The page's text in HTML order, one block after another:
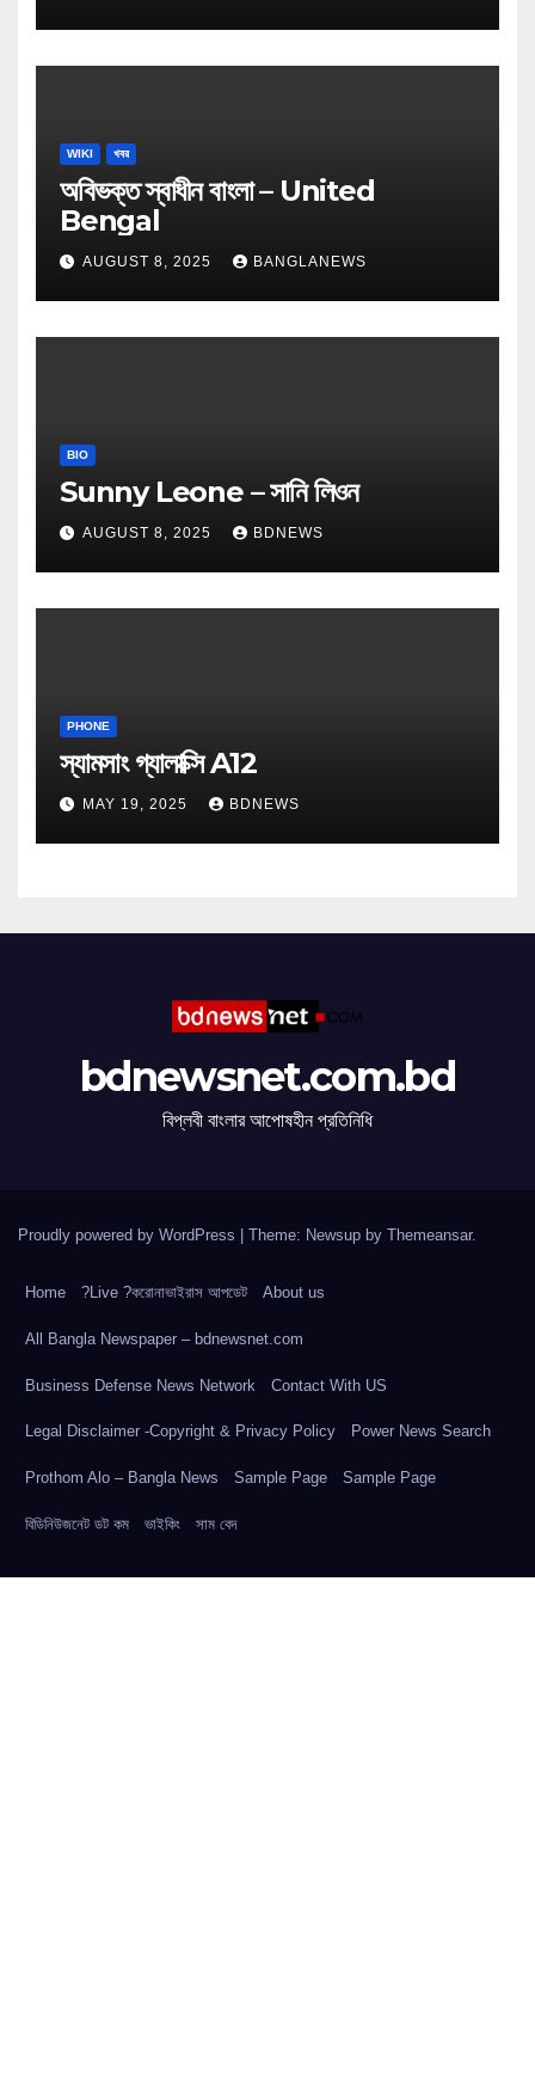
WIKI খবর
অবিভক্ত স্বাধীন বাংলা – United
Bengal
AUGUST 8, 2025 BANGLANEWS
BIO
Sunny Leone – সানি লিওন
AUGUST 8, 2025 BDNEWS
PHONE
স্যামসাং গ্যালাক্সি A12
MAY 19, 2025 BDNEWS
bdnewsnet.com.bd
বিপ্লবী বাংলার আপোষহীন প্রতিনিধি
Proudly powered by WordPress | Theme: Newsup by Themeansar.
Home ?Live ?করোনাভাইরাস আপডেট About us
All Bangla Newspaper – bdnewsnet.com
Business Defense News Network Contact With US
Legal Disclaimer -Copyright & Privacy Policy Power News Search
Prothom Alo – Bangla News Sample Page Sample Page
বিডিনিউজনেট ডট কম ভাইকিং সাম বেদ